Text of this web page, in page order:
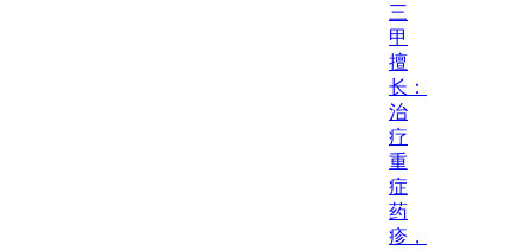
三
甲
擅
长：
治
疗
重
症
药
疹，